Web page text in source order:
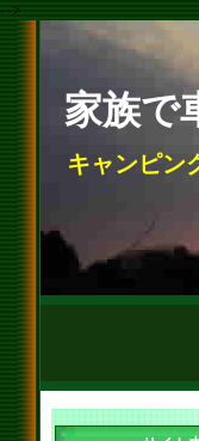
-->
家族で
キャンピン